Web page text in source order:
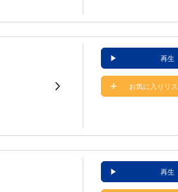
再生
お気に入りリ
再生